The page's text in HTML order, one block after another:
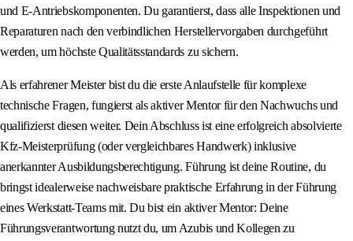
und E-Antriebskomponenten. Du garantierst, dass alle Inspektionen und
Reparaturen nach den verbindlichen Herstellervorgaben durchgeführt
werden, um höchste Qualitätsstandards zu sichern.
Als erfahrener Meister bist du die erste Anlaufstelle für komplexe
technische Fragen, fungierst als aktiver Mentor für den Nachwuchs und
qualifizierst diesen weiter. Dein Abschluss ist eine erfolgreich absolvierte
Kfz-Meisterprüfung (oder vergleichbares Handwerk) inklusive
anerkannter Ausbildungsberechtigung. Führung ist deine Routine, du
bringst idealerweise nachweisbare praktische Erfahrung in der Führung
eines Werkstatt-Teams mit. Du bist ein aktiver Mentor: Deine
Führungsverantwortung nutzt du, um Azubis und Kollegen zu